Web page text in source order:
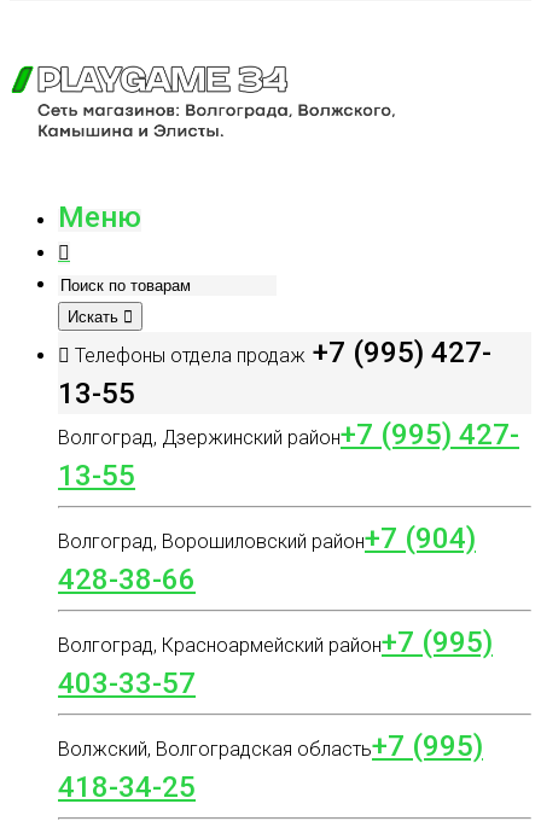
Меню
Искать
Телефоны отдела продаж +7 (995) 427-
13-55
Волгоград, Дзержинский район+7 (995) 427-
13-55
Волгоград, Ворошиловский район+7 (904)
428-38-66
Волгоград, Красноармейский район+7 (995)
403-33-57
Волжский, Волгоградская область+7 (995)
418-34-25